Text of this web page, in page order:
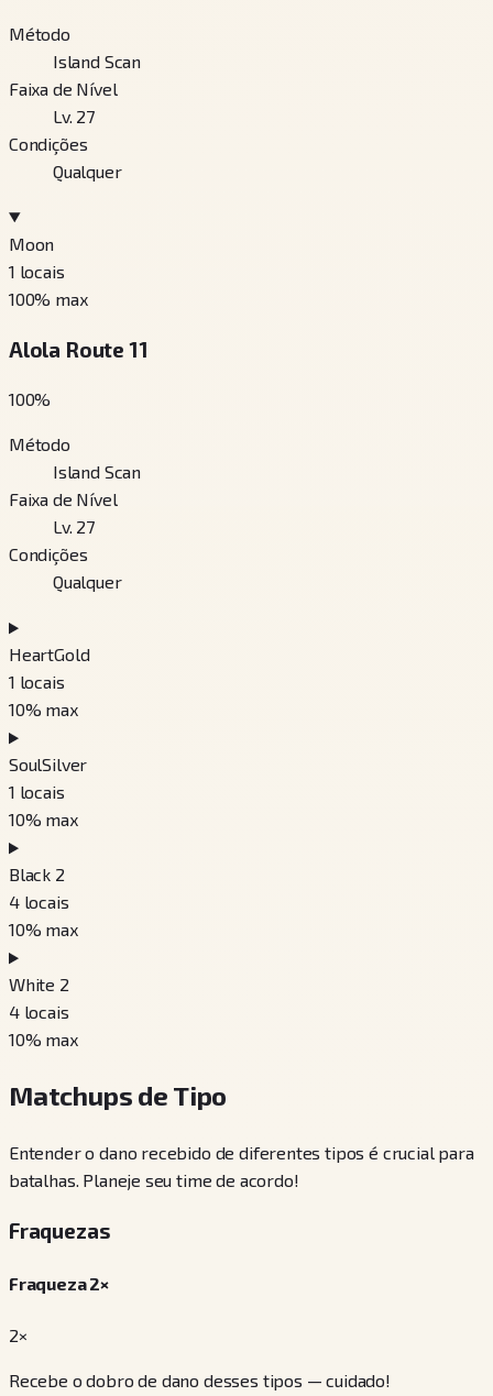
Método
Island Scan
Faixa de Nível
Lv. 27
Condições
Qualquer
Moon
1 locais
100% max
Alola Route 11
100%
Método
Island Scan
Faixa de Nível
Lv. 27
Condições
Qualquer
HeartGold
1 locais
10% max
SoulSilver
1 locais
10% max
Black 2
4 locais
10% max
White 2
4 locais
10% max
Matchups de Tipo
Entender o dano recebido de diferentes tipos é crucial para
batalhas. Planeje seu time de acordo!
Fraquezas
Fraqueza 2×
2×
Recebe o dobro de dano desses tipos — cuidado!